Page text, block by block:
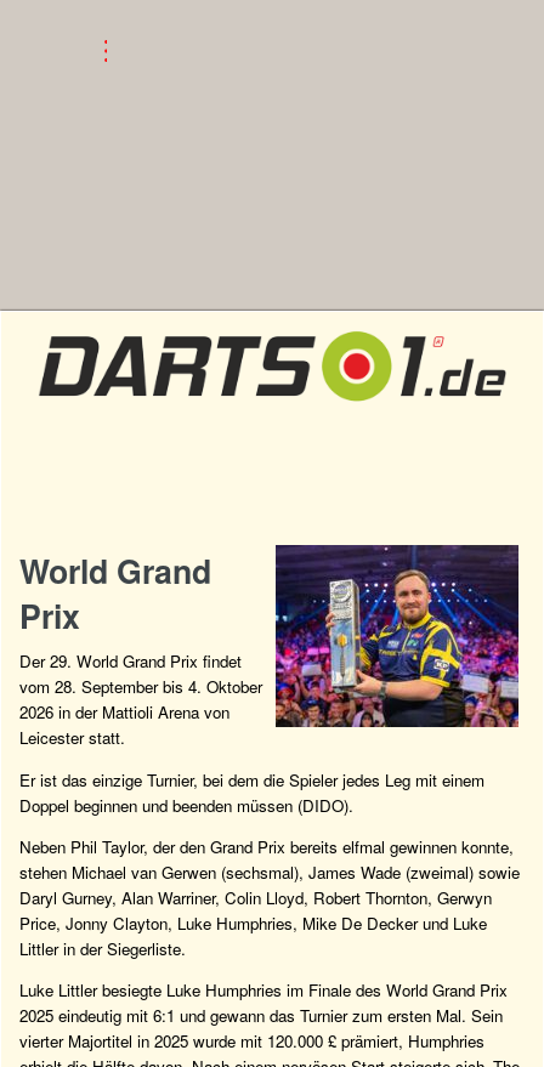
World Grand
Prix
Der 29. World Grand Prix findet
vom 28. September bis 4. Oktober
2026 in der Mattioli Arena von
Leicester statt.
Er ist das einzige Turnier, bei dem die Spieler jedes Leg mit einem
Doppel beginnen und beenden müssen (DIDO).
Neben Phil Taylor, der den Grand Prix bereits elfmal gewinnen konnte,
stehen Michael van Gerwen (sechsmal), James Wade (zweimal) sowie
Daryl Gurney, Alan Warriner, Colin Lloyd, Robert Thornton, Gerwyn
Price, Jonny Clayton, Luke Humphries, Mike De Decker und Luke
Littler in der Siegerliste.
Luke Littler besiegte Luke Humphries im Finale des World Grand Prix
2025 eindeutig mit 6:1 und gewann das Turnier zum ersten Mal. Sein
vierter Majortitel in 2025 wurde mit 120.000 £ prämiert, Humphries